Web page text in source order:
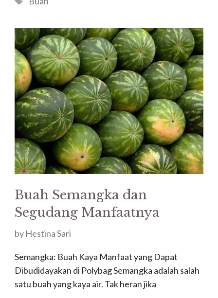
Buah Semangka dan
Segudang Manfaatnya
by Hestina Sari
Semangka: Buah Kaya Manfaat yang Dapat
Dibudidayakan di Polybag Semangka adalah salah
satu buah yang kaya air. Tak heran jika